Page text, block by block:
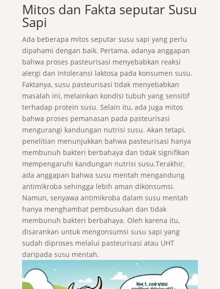
Mitos dan Fakta seputar Susu
Sapi
Ada beberapa mitos seputar susu sapi yang perlu
dipahami dengan baik. Pertama, adanya anggapan
bahwa proses pasteurisasi menyebabkan reaksi
alergi dan intoleransi laktosa pada konsumen susu.
Faktanya, susu pasteurisasi tidak menyebabkan
masalah ini, melainkan kondisi tubuh yang sensitif
terhadap protein susu. Selain itu, ada juga mitos
bahwa proses pemanasan pada pasteurisasi
mengurangi kandungan nutrisi susu. Akan tetapi,
penelitian menunjukkan bahwa pasteurisasi hanya
membunuh bakteri berbahaya dan tidak signifikan
mempengaruhi kandungan nutrisi susu.Terakhir,
ada anggapan bahwa susu mentah mengandung
antimikroba sehingga lebih aman dikonsumsi.
Namun, senyawa antimikroba dalam susu mentah
hanya menghambat pembusukan dan tidak
membunuh bakteri berbahaya. Oleh karena itu,
disarankan untuk mengonsumsi susu sapi yang
sudah diproses melalui pasteurisasi atau UHT
daripada susu mentah.